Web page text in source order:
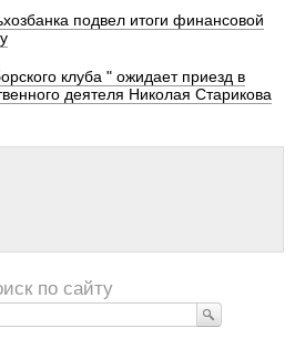
подвел итоги финансовой
клуба " ожидает приезд в
деятеля Николая Старикова